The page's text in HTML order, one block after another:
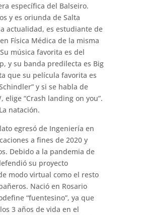
específica del Balseiro.
y es oriunda de Salta
actualidad, es estudiante de
Física Médica de la misma
música favorita es del
y su banda predilecta es Big
que su película favorita es
y si se habla de
elige “Crash landing on you”.
natación.
egresó de Ingeniería en
a fines de 2020 y
Debido a la pandemia de
su proyecto
modo virtual como el resto
Nació en Rosario
“fuentesino”, ya que
3 años de vida en el